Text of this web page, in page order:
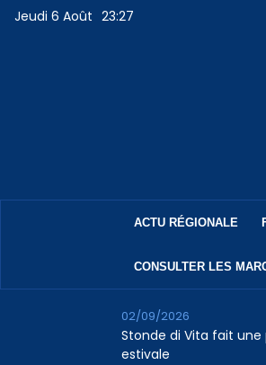
Jeudi 6 Août 23:27
ACTU RÉGIONALE
CONSULTER LES
Stonde di Vita fait une
estivale
02/09/2026